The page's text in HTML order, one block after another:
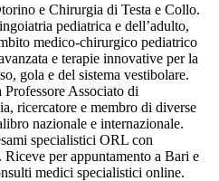
e Chirurgia di Testa e Collo.
pediatrica e dell’adulto,
medico-chirurgico pediatrico
e terapie innovative per la
gola e del sistema vestibolare.
Associato di
ricercatore e membro di diverse
nazionale e internazionale.
specialistici ORL con
Riceve per appuntamento a Bari e
medici specialistici online.